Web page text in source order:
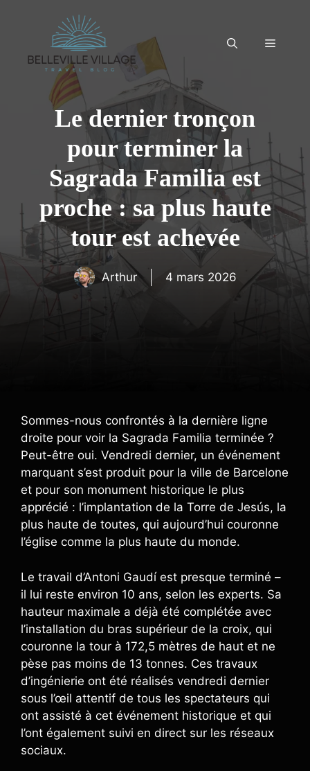
Menu
Le dernier tronçon
pour terminer la
Sagrada Familia est
proche : sa plus haute
tour est achevée
Arthur 4 mars 2026
Sommes-nous confrontés à la dernière ligne
droite pour voir la Sagrada Familia terminée ?
Peut-être oui. Vendredi dernier, un événement
marquant s’est produit pour la ville de Barcelone
et pour son monument historique le plus
apprécié : l’implantation de la Torre de Jesús, la
plus haute de toutes, qui aujourd’hui couronne
l’église comme la plus haute du monde.
Le travail d’Antoni Gaudí est presque terminé –
il lui reste environ 10 ans, selon les experts. Sa
hauteur maximale a déjà été complétée avec
l’installation du bras supérieur de la croix, qui
couronne la tour à 172,5 mètres de haut et ne
pèse pas moins de 13 tonnes. Ces travaux
d’ingénierie ont été réalisés vendredi dernier
sous l’œil attentif de tous les spectateurs qui
ont assisté à cet événement historique et qui
l’ont également suivi en direct sur les réseaux
sociaux.